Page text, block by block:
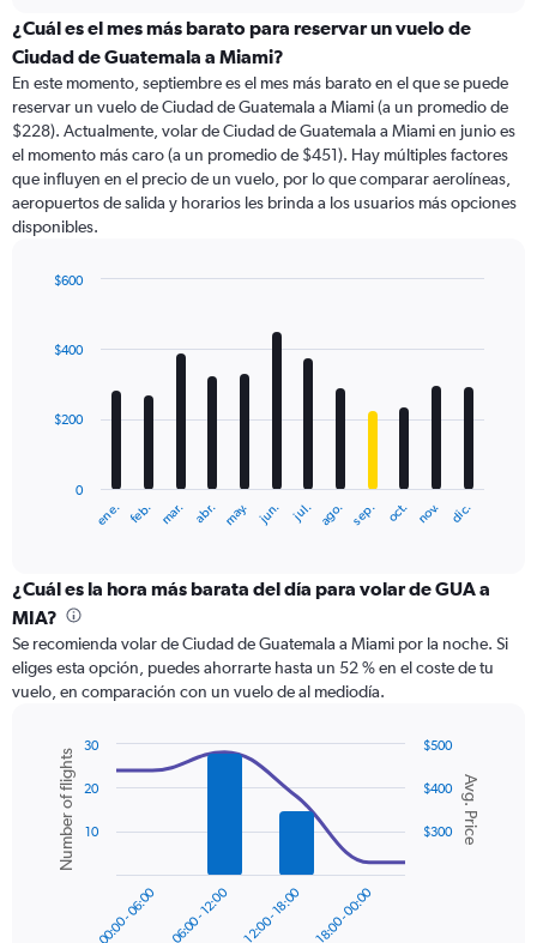
categories.
Range:
categories.
The
chart
has
1
Y
axis
values.
to
¿Cuál es el mes más barato para reservar un vuelo de
Ciudad de Guatemala a Miami?
En este momento, septiembre es el mes más barato en el que se puede
reservar un vuelo de Ciudad de Guatemala a Miami (a un promedio de
$228). Actualmente, volar de Ciudad de Guatemala a Miami en junio es
el momento más caro (a un promedio de $451). Hay múltiples factores
que influyen en el precio de un vuelo, por lo que comparar aerolíneas,
aeropuertos de salida y horarios les brinda a los usuarios más opciones
disponibles.
with
12
The
categories.
Range:
categories.
The
chart
axis
displaying
values.
Range:
ene. feb. mar. abr. may. jun. jul. ago. sep. oct. nov. dic.
0
$200
$400
$600
¿Cuál es la hora más barata del día para volar de GUA a
MIA?
Se recomienda volar de Ciudad de Guatemala a Miami por la noche. Si
eliges esta opción, puedes ahorrarte hasta un 52 % en el coste de tu
vuelo, en comparación con un vuelo de al mediodía.
Combination
chart
with
data
series.
Chart
graphic.
Avg. Price
Number of flights
00:00 - 06:00 06:00 - 12:00 12:00 - 18:00 18:00 - 00:00
$300
$400
$500
10
20
30